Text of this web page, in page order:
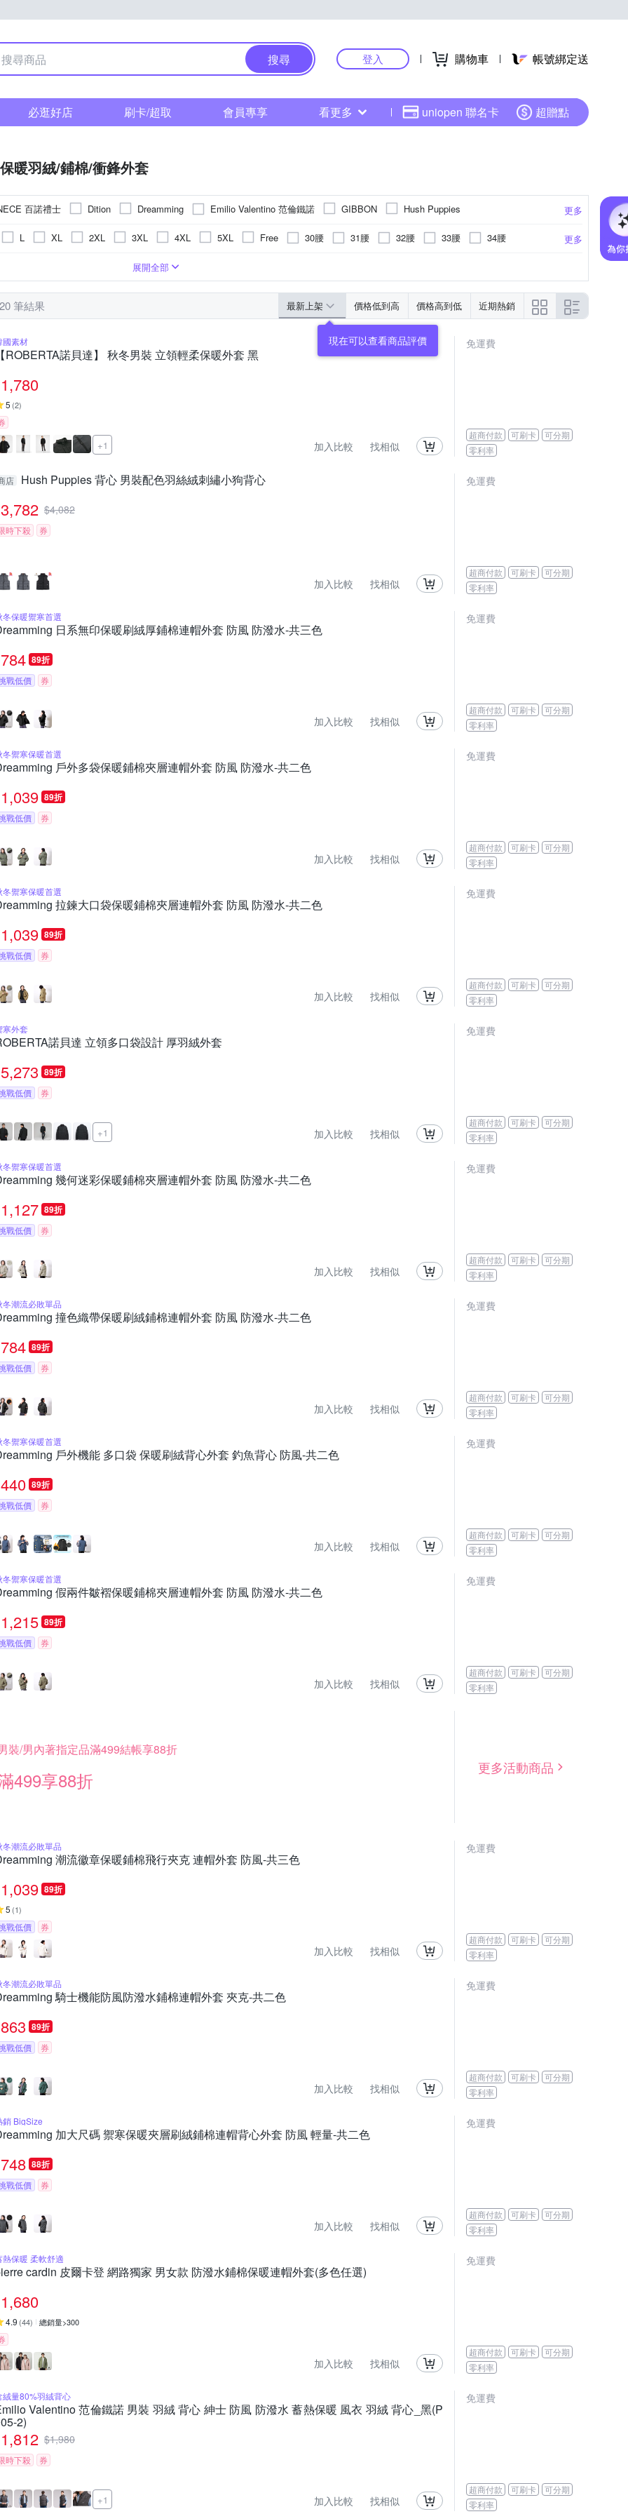
搜尋 登入 購物車 帳號綁定送
必逛好店 刷卡/超取 會員專享 看更多 uniopen 聯名卡 超贈點
保暖​羽絨/​鋪​棉​/​衝鋒​外套
更多
百諾禮士 Dition Dreamming Emilio Valentino 范倫鐵諾 GIBBON
Hush Puppies
LANNI 藍尼
pierre cardin 皮爾卡登 per-pcs 派彼仕 ROBERTA 諾貝達 YUP.K ZENO 米蘭精品 更多
L XL 2XL 3XL 4XL 5XL Free 30腰 31腰 32腰 33腰
34腰
41腰
背心外套
圖騰/塗鴉
合身窄版 寬版over size
展開全部
筆結果 最新上架 價格低到高 價格高到低 近期熱銷
國素材
ROBERTA諾貝達】 秋冬男裝 立領輕柔保暖外套 黑
1,780
5 (2)
+1 加入比較 找相似
免運費
超商付款 可刷卡
可分期
零利率
店 Hush Puppies 背心 男裝配色羽絲絨刺繡小狗背心
3,782 $4,082
時下殺 券
加入比較 找相似
免運費
超商付款 可刷卡
可分期
零利率
冬保暖禦寒首選
日系無印保暖刷絨厚鋪棉連帽外套 防風 防潑水-共三色
784 89折
戰低價 券
加入比較 找相似
免運費
超商付款 可刷卡
可分期
零利率
冬禦寒保暖首選
戶外多袋保暖鋪棉夾層連帽外套 防風 防潑水-共二色
1,039 89折
戰低價 券
加入比較 找相似
免運費
超商付款 可刷卡
可分期
零利率
冬禦寒保暖首選
拉鍊大口袋保暖鋪棉夾層連帽外套 防風 防潑水-共二色
1,039 89折
戰低價 券
加入比較 找相似
免運費
超商付款 可刷卡
可分期
零利率
寒外套
諾貝達 立領多口袋設計 厚羽絨外套
5,273 89折
戰低價 券
+1 加入比較 找相似
免運費
超商付款 可刷卡
可分期
零利率
冬禦寒保暖首選
幾何迷彩保暖鋪棉夾層連帽外套 防風 防潑水-共二色
1,127 89折
戰低價 券
加入比較 找相似
免運費
超商付款 可刷卡
可分期
零利率
冬潮流必敗單品
撞色織帶保暖刷絨鋪棉連帽外套 防風 防潑水-共二色
784 89折
戰低價 券
加入比較 找相似
免運費
超商付款 可刷卡
可分期
零利率
冬禦寒保暖首選
戶外機能 多口袋 保暖刷絨背心外套 釣魚背心 防風-共二色
440 89折
戰低價 券
加入比較 找相似
免運費
超商付款 可刷卡
可分期
零利率
冬禦寒保暖首選
假兩件皺褶保暖鋪棉夾層連帽外套 防風 防潑水-共二色
1,215 89折
戰低價 券
加入比較 找相似
免運費
超商付款 可刷卡
可分期
零利率
裝/男內著指定品滿499結帳享88折
499享88折
更多活動商品
冬潮流必敗單品
潮流徽章保暖鋪棉飛行夾克 連帽外套 防風-共三色
1,039 89折
5 (1)
戰低價 券
加入比較 找相似
免運費
超商付款 可刷卡
可分期
零利率
冬潮流必敗單品
騎士機能防風防潑水鋪棉連帽外套 夾克-共二色
863 89折
戰低價 券
加入比較 找相似
免運費
超商付款 可刷卡
可分期
零利率
銷 BigSize
加大尺碼 禦寒保暖夾層刷絨鋪棉連帽背心外套 防風 輕量-共二色
748 88折
戰低價 券
加入比較 找相似
免運費
超商付款 可刷卡
可分期
零利率
熱保暖 柔軟舒適
cardin 皮爾卡登 網路獨家 男女款 防潑水鋪棉保暖連帽外套(多色任選)
1,680
4.9 (44) 總銷量>300
加入比較 找相似
免運費
超商付款 可刷卡
可分期
零利率
絨量80%羽絨背心
Valentino 范倫鐵諾 男裝 羽絨 背心 紳士 防風 防潑水 蓄熱保暖 風衣 羽絨 背心_黑(P
2)
1,812 $1,980
時下殺 券
+1 加入比較 找相似
免運費
超商付款 可刷卡
可分期
零利率